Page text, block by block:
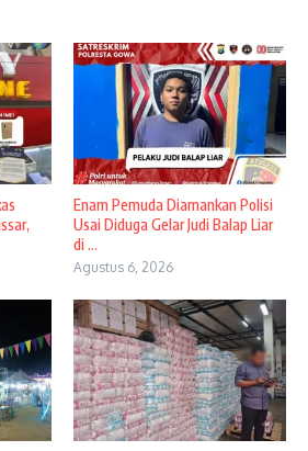
Enam Pemuda Diamankan Polisi
Usai Diduga Gelar Judi Balap Liar
di ...
Agustus 6, 2026